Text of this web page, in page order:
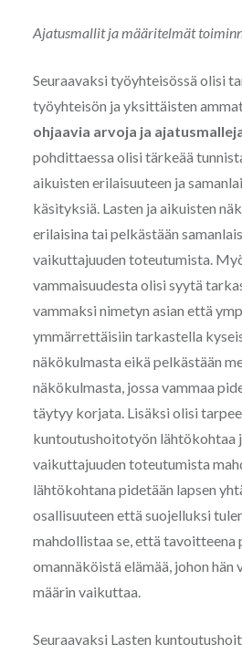
Ajatusmallit ja määritelmät
Seuraavaksi työyhteisössä olisi
työyhteisön ja yksittäisten
ohjaavia arvoja ja
pohdittaessa olisi tärkeää
aikuisten erilaisuuteen ja
käsityksiä. Lasten ja aikuisten
erilaisina tai pelkästään
vaikuttajuuden toteutumista.
vammaisuudesta olisi syytä
vammaksi nimetyn asian että
ymmärrettäisiin tarkastella
näkökulmasta eikä pelkästään
näkökulmasta, jossa vammaa
täytyy korjata. Lisäksi olisi
kuntoutushoitotyön lähtökohtaa
vaikuttajuuden toteutumista
lähtökohtana pidetään lapsen
osallisuuteen että suojelluksi
mahdollistaa se, että tavoitteena
omannäköistä elämää, johon hän
määrin vaikuttaa.
Seuraavaksi Lasten